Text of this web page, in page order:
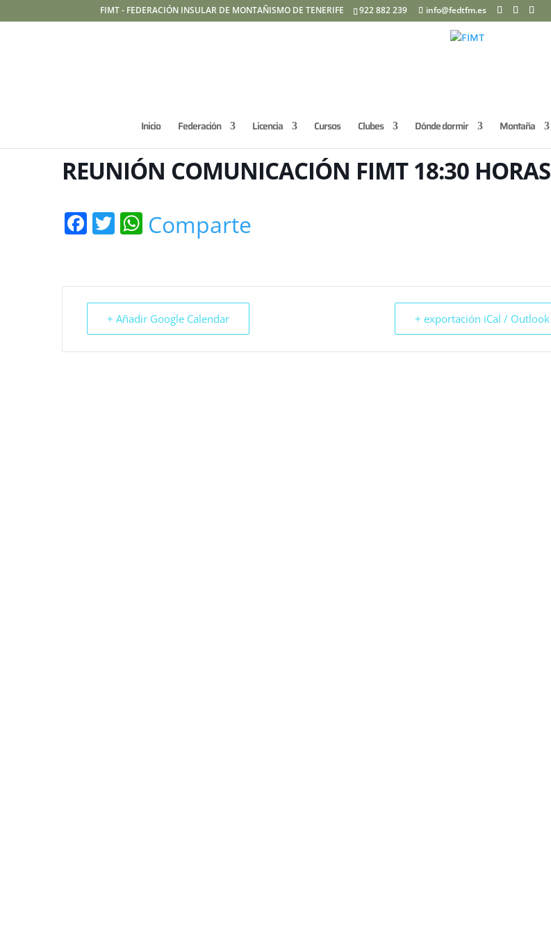
FIMT - FEDERACIÓN INSULAR DE MONTAÑISMO DE TENERIFE 922 882 239 info@fedtfm.es
Inicio Federación Licencia Cursos Clubes Dónde dormir Montaña
REUNIÓN COMUNICACIÓN FIMT 18:30 HORAS
Facebook
Twitter
WhatsApp
Comparte
+ Añadir Google Calendar + exportación iCal / Outlook